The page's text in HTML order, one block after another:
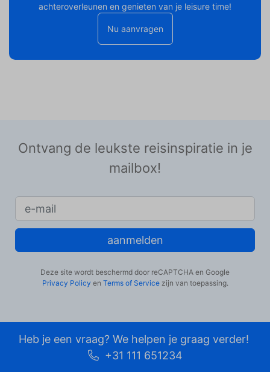
achteroverleunen en genieten van je leisure time!
Nu aanvragen
Ontvang de leukste reisinspiratie in je
mailbox!
aanmelden
Deze site wordt beschermd door reCAPTCHA en Google
Privacy Policy en Terms of Servicezijn van toepassing.
Heb je een vraag? We helpen je graag verder!
+31 111 651234